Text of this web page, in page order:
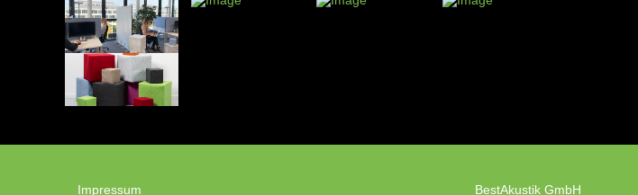
Impressum BestAkustik GmbH